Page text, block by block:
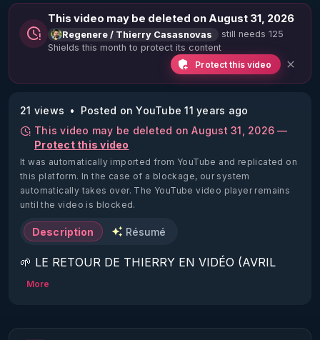
This video may be deleted on August 31, 2026
Regenere / Thierry Casasnovas
still needs 125
Shields this month to protect its content
Protect this video
21 views
Posted on YouTube 11 years ago
This video may be deleted on August 31, 2026 —
Protect this video
It was automatically imported from YouTube and replicated on
this platform. In the case of a blockage, our system
automatically takes over. The YouTube video player remains
until the video is blocked.
Description Résumé
🌱 LE RETOUR DE THIERRY EN VIDÉO (AVRIL
2022)!
https://www.rgnr.fr/presentation.html
More